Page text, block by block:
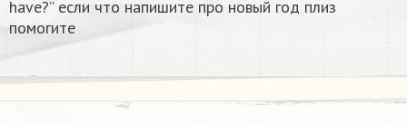
have?” если что напишите про новый год плиз
помогите